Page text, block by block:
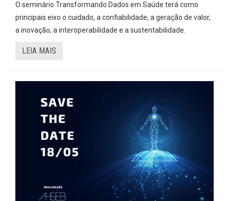
O seminário Transformando Dados em Saúde terá como
principais eixo o cuidado, a confiabilidade, a geração de valor,
a inovação, a interoperabilidade e a sustentabilidade.
LEIA MAIS